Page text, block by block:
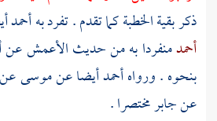
ذكر بقية الخطبة كما تقدم . تفرد بهأحمد
أحمدمنفردا به من حديثالأعمشعن
بنحوه . ورواهأحمدأيضا عنموسىعن
عنجابرمختصرا .